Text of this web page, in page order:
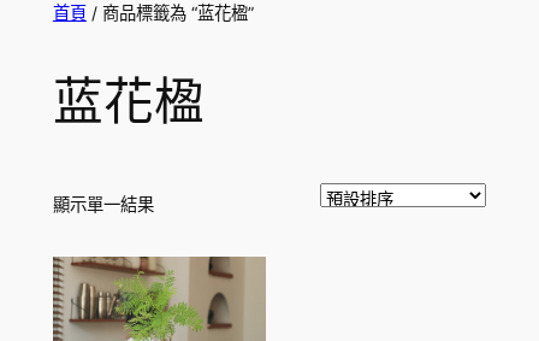
首頁/ 商品標籤為 “蓝花楹”
蓝花楹
顯示單一結果